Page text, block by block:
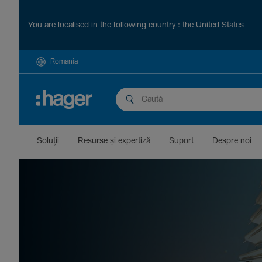
You are localised in the following country : the United States
Romania
Soluții Resurse și exper­tiză Suport Despre noi